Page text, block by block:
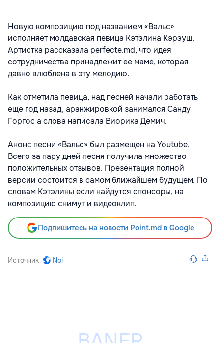
Новую композицию под названием «Вальс»
исполняет молдавская певица Кэтэлина Кэрэуш.
Артистка рассказала perfecte.md, что идея
сотрудничества принадлежит ее маме, которая
давно влюблена в эту мелодию.
Как отметила певица, над песней начали работать
еще год назад, аранжировкой занимался Санду
Горгос а слова написала Виорика Демич.
Анонс песни «Вальс» был размещен на Youtube.
Всего за пару дней песня получила множество
положительных отзывов. Презентация полной
версии состоится в самом ближайшем будущем. По
словам Кэтэлины если найдутся спонсоры, на
композицию снимут и видеоклип.
Подпишитесь на новости Point.md в Google
Источник Noi